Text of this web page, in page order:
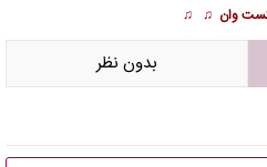
وان ♫ ♫
بدون نظر